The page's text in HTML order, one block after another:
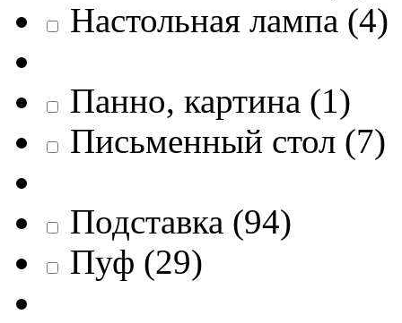
Настольная лампа (4)
Панно, картина (1)
Письменный стол (7)
Подставка (94)
Пуф (29)